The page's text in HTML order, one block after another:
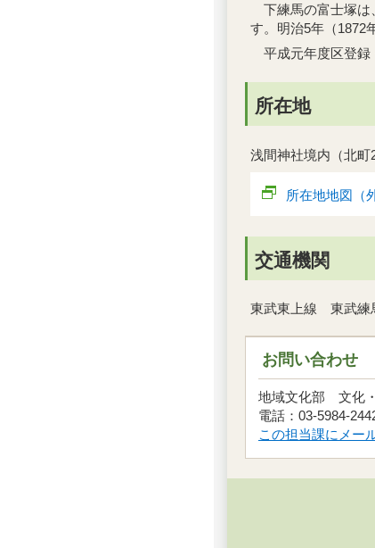
下練馬の富士塚は
す。明治5年（1872
平成元年度区登録
所在地
浅間神社境内（北町
所在地地図（
交通機関
東武東上線 東武練
お問い合わせ
この担当課にメー